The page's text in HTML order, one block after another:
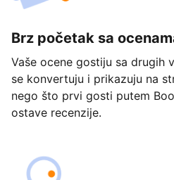
Brz početak sa
Vaše ocene gostiju sa drugih
se konvertuju i prikazuju na
nego što prvi gosti putem
ostave recenzije.